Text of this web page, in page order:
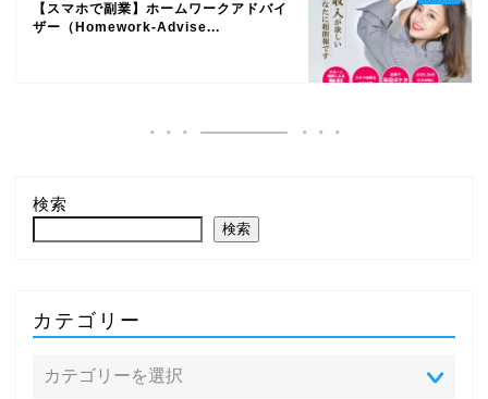
【スマホで副業】ホームワークアドバイ
ザー（Homework-Advise...
検索
検索
カテゴリー